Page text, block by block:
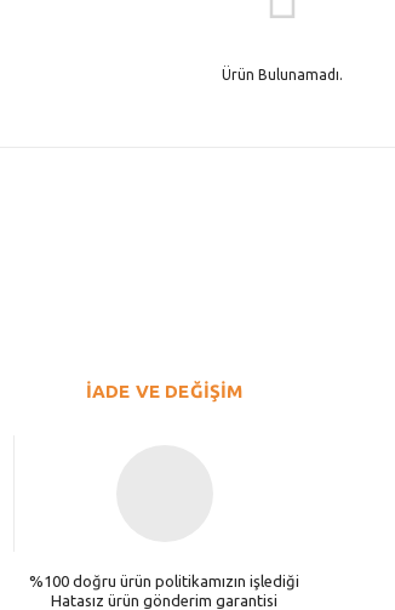
Ürün Bulunamadı.
İADE VE DEĞİŞİM
%100 doğru ürün politikamızın işlediği
Hatasız ürün gönderim garantisi